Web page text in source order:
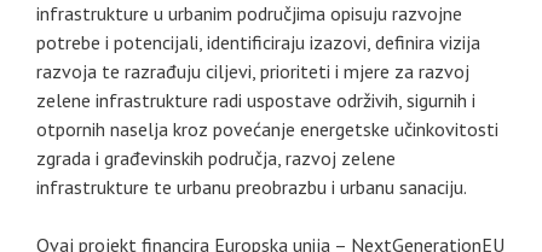
infrastrukture u urbanim područjima opisuju razvojne
potrebe i potencijali, identificiraju izazovi, definira vizija
razvoja te razrađuju ciljevi, prioriteti i mjere za razvoj
zelene infrastrukture radi uspostave održivih, sigurnih i
otpornih naselja kroz povećanje energetske učinkovitosti
zgrada i građevinskih područja, razvoj zelene
infrastrukture te urbanu preobrazbu i urbanu sanaciju.
Ovaj projekt financira Europska unija – NextGenerationEU